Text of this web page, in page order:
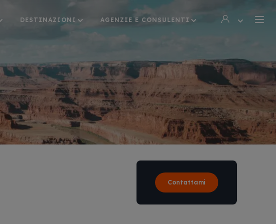
DESTINAZIONI AGENZIE E CONSULENTI
Contattami